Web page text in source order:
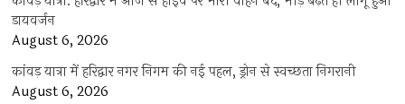
डायवर्जन
August 6, 2026
कांवड़ यात्रा में हरिद्वार नगर निगम की नई पहल, ड्रोन से स्वच्छता निगरानी
August 6, 2026